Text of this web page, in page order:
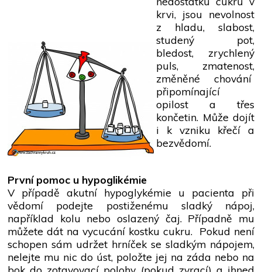
krvi, jsou nevolnost
z hladu, slabost,
studený pot,
bledost, zrychlený
puls, zmatenost,
změněné chování
připomínající
opilost a třes
končetin. Může dojít
i k vzniku křečí a
bezvědomí.
První pomoc u hypoglikémie
V případě akutní hypoglykémie u pacienta při
vědomí podejte postiženému sladký nápoj,
například kolu nebo oslazený čaj. Případně mu
můžete dát na vycucání kostku cukru. Pokud není
schopen sám udržet hrníček se sladkým nápojem,
nelejte mu nic do úst, položte jej na záda nebo na